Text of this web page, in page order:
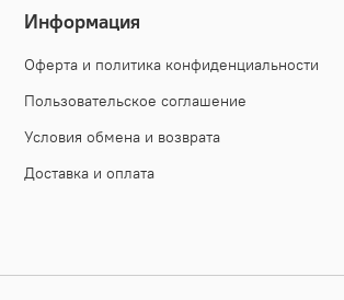
Информация
Оферта и политика конфиденциальности
Пользовательское соглашение
Условия обмена и возврата
Доставка и оплата